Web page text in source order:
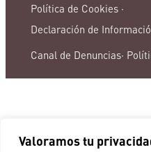
Valoramos tu
Política de Cookies ·
Declaración de
Canal de Denuncias·